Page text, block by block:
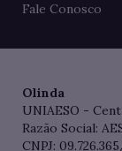
Fale Conosco
Olinda
UNIAESO -
Razão Social:
CNPJ: